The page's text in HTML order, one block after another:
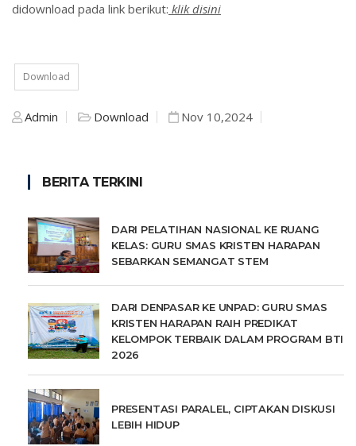
didownload pada link berikut: klik disini
Download
Admin Download Nov 10,2024
BERITA TERKINI
DARI PELATIHAN NASIONAL KE RUANG
KELAS: GURU SMAS KRISTEN HARAPAN
SEBARKAN SEMANGAT STEM
DARI DENPASAR KE UNPAD: GURU SMAS
KRISTEN HARAPAN RAIH PREDIKAT
KELOMPOK TERBAIK DALAM PROGRAM BTI
2026
PRESENTASI PARALEL, CIPTAKAN DISKUSI
LEBIH HIDUP